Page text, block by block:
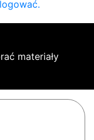
materiały